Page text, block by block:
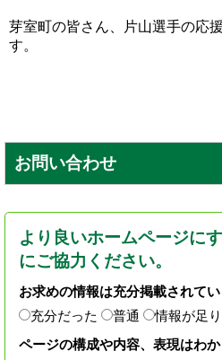
芽室町の皆さん、片山選手の応
す。
お問い合わせ
より良いホームページに
にご協力ください。
お求めの情報は充分掲載されて
充分だった
普通
情報が足
ページの構成や内容、表現はわ